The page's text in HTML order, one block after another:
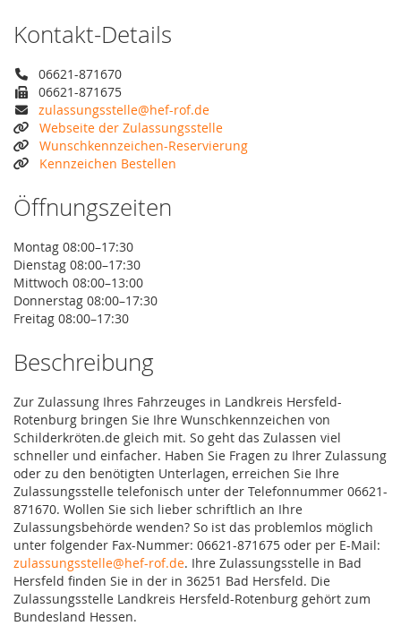
Kontakt-Details
06621-871670
06621-871675
zulassungsstelle@hef-rof.de
Webseite der Zulassungsstelle
Wunschkennzeichen-Reservierung
Kennzeichen Bestellen
Öffnungszeiten
Montag 08:00–17:30
Dienstag 08:00–17:30
Mittwoch 08:00–13:00
Donnerstag 08:00–17:30
Freitag 08:00–17:30
Beschreibung
Zur Zulassung Ihres Fahrzeuges in Landkreis Hersfeld-
Rotenburg bringen Sie Ihre Wunschkennzeichen von
Schilderkröten.de gleich mit. So geht das Zulassen viel
schneller und einfacher. Haben Sie Fragen zu Ihrer Zulassung
oder zu den benötigten Unterlagen, erreichen Sie Ihre
Zulassungsstelle telefonisch unter der Telefonnummer 06621-
871670. Wollen Sie sich lieber schriftlich an Ihre
Zulassungsbehörde wenden? So ist das problemlos möglich
unter folgender Fax-Nummer: 06621-871675 oder per E-Mail:
zulassungsstelle@hef-rof.de. Ihre Zulassungsstelle in Bad
Hersfeld finden Sie in der in 36251 Bad Hersfeld. Die
Zulassungsstelle Landkreis Hersfeld-Rotenburg gehört zum
Bundesland Hessen.